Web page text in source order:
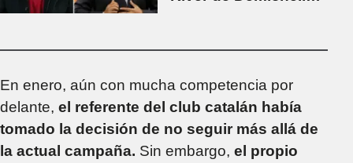
En enero, aún con mucha competencia por
delante, el referente del club catalán había
tomado la decisión de no seguir más allá de
la actual campaña. Sin embargo, el propio